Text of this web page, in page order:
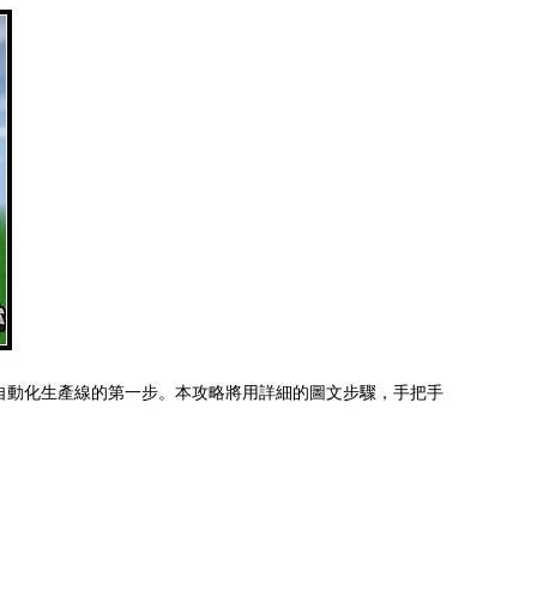
化生產線的第一步。本攻略將用詳細的圖文步驟，手把手